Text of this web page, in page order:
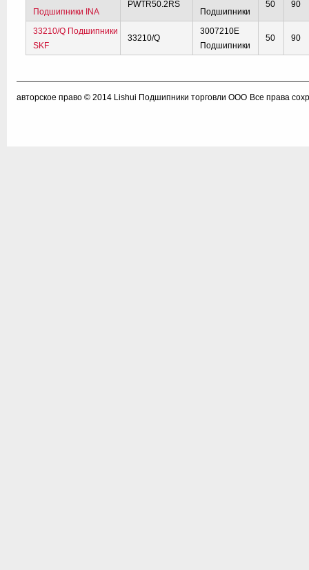
Подшипники INA
PWTR50.2RS
Подшипники
50 90
33210/Q Подшипники
SKF
33210/Q
3007210E
Подшипники
50 90
авторское право © 2014 Lishui Подшипники торговли ООО Все права